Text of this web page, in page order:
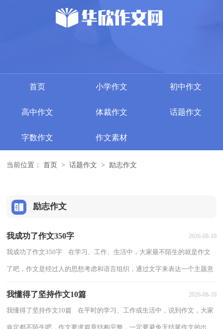
首页 小学作文 初中作文
高中作文 体裁作文 话题作文
字数作文 作文素材
当前位置： 首页 > 话题作文 > 励志作文
励志作文
我成功了作文350字 2026-08-10
我成功了作文350字 在学习、工作、生活中，大家最不陌生的就是作文
了吧，作文是经过人的思想考虑和语言组织，通过文字来表达一个主题意
我懂得了坚持作文10篇 2026-08-10
我懂得了坚持作文10篇 在平时的学习、工作或生活中，说到作文，大家
肯定都不陌生吧，作文要求篇章结构完整，一定要避免无结尾作文的出